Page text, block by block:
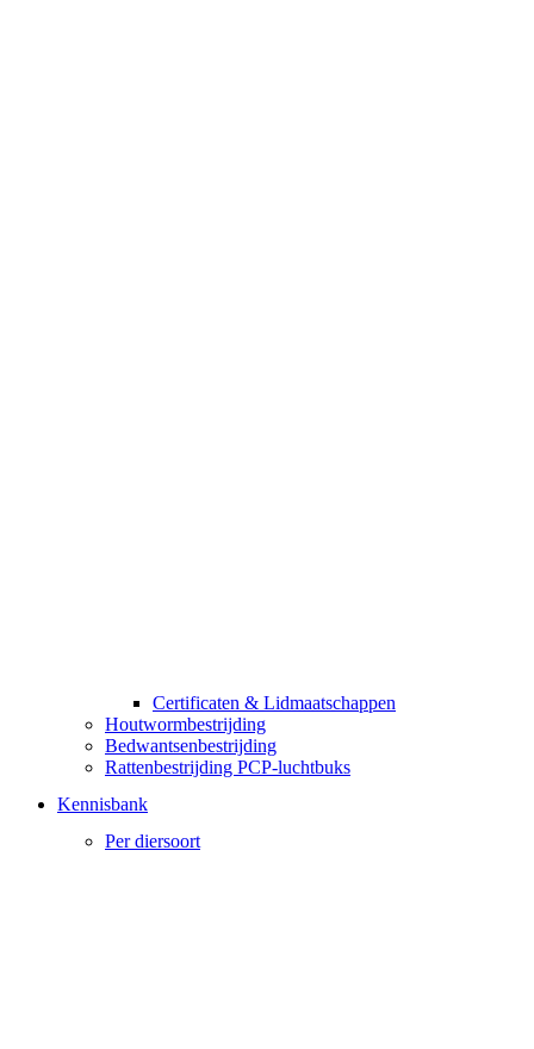
Certificaten & Lidmaatschappen
Houtwormbestrijding
Bedwantsenbestrijding
Rattenbestrijding PCP-luchtbuks
Kennisbank
Per diersoort